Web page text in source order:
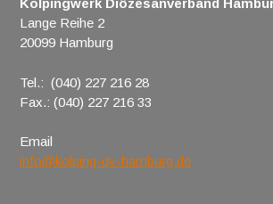
Kolpingwerk Diözesanverband
Lange Reihe 2
20099 Hamburg
Tel.: (040) 227 216 28
Fax.: (040) 227 216 33
Email
info@kolping-dv-hamburg.de